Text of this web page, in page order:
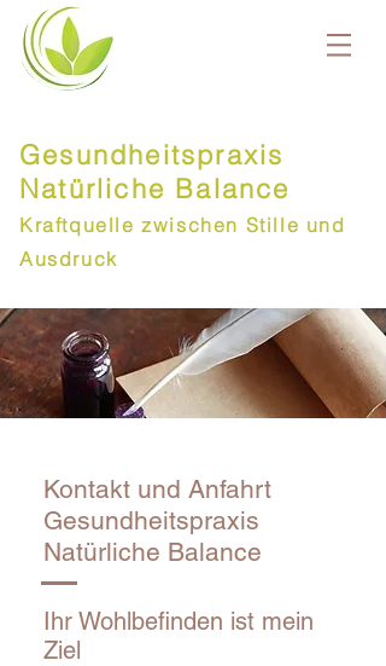
Gesundheitspraxis
Natürliche Balance
Kraftquelle zwischen Stille und
Ausdruck
Kontakt und Anfahrt
Gesundheitspraxis
Natürliche Balance
Ihr Wohlbefinden ist mein
Ziel